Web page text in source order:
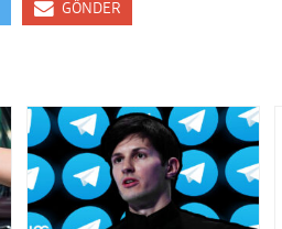
GÖNDER